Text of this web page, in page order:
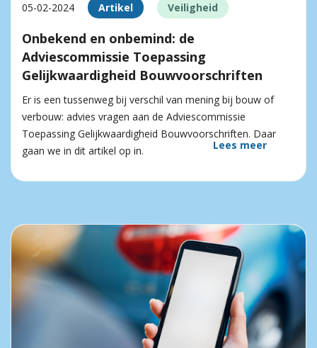
05-02-2024 Artikel Veiligheid
Onbekend en onbemind: de
Adviescommissie Toepassing
Gelijkwaardigheid Bouwvoorschriften
Er is een tussenweg bij verschil van mening bij bouw of
verbouw: advies vragen aan de Adviescommissie
Toepassing Gelijkwaardigheid Bouwvoorschriften. Daar
gaan we in dit artikel op in.
Lees meer